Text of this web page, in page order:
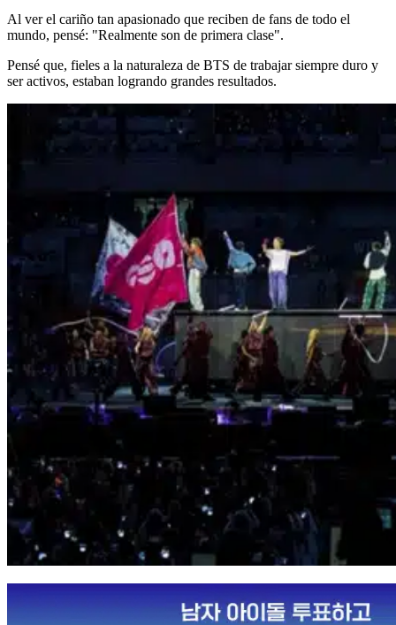
Al ver el cariño tan apasionado que reciben de fans de todo el
mundo, pensé: "Realmente son de primera clase".
Pensé que, fieles a la naturaleza de BTS de trabajar siempre duro y
ser activos, estaban logrando grandes resultados.